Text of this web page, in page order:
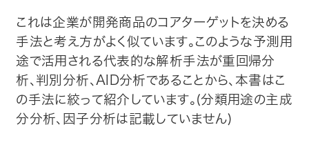
これは企業が開発商品のコアターゲットを決める
手法と考え方がよく似ています。このような予測用
途で活用される代表的な解析手法が重回帰分
析、判別分析、AID分析であることから、本書はこ
の手法に絞って紹介しています。(分類用途の主成
分分析、因子分析は記載していません)